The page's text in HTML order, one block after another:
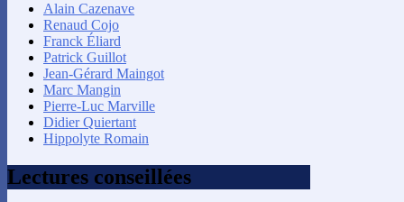
Alain Cazenave
Renaud Cojo
Franck Éliard
Patrick Guillot
Jean-Gérard Maingot
Marc Mangin
Pierre-Luc Marville
Didier Quiertant
Hippolyte Romain
Lectures conseillées